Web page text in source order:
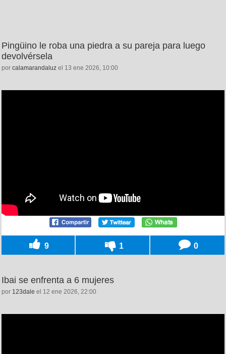
Pingüino le roba una piedra a su pareja para luego
devolvérsela
por calamarandaluz el 13 ene 2026, 10:00
9 1 0
Ibai se enfrenta a 6 mujeres
por 123dale el 12 ene 2026, 22:00